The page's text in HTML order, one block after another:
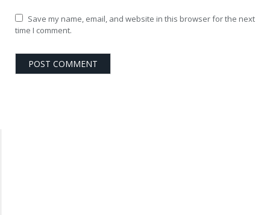
Save my name, email, and website in this browser for the next
time I comment.